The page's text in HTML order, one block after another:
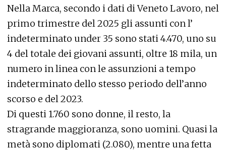
Nella Marca, secondo i dati di Veneto Lavoro, nel
primo trimestre del 2025 gli assunti con l’
indeterminato under 35 sono stati 4.470, uno su
4 del totale dei giovani assunti, oltre 18 mila, un
numero in linea con le assunzioni a tempo
indeterminato dello stesso periodo dell’anno
scorso e del 2023.
Di questi 1.760 sono donne, il resto, la
stragrande maggioranza, sono uomini. Quasi la
metà sono diplomati (2.080), mentre una fetta